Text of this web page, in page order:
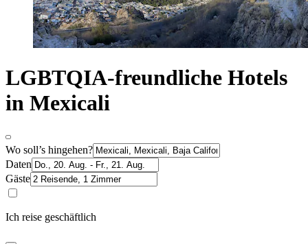
LGBTQIA-freundliche Hotels
in Mexicali
Wo soll’s hingehen?
Daten
Gäste
Ich reise geschäftlich